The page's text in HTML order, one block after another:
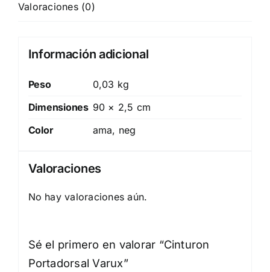
Valoraciones (0)
Información adicional
Peso
0,03 kg
Dimensiones 90 × 2,5 cm
Color
ama, neg
Valoraciones
No hay valoraciones aún.
Sé el primero en valorar “Cinturon
Portadorsal Varux”